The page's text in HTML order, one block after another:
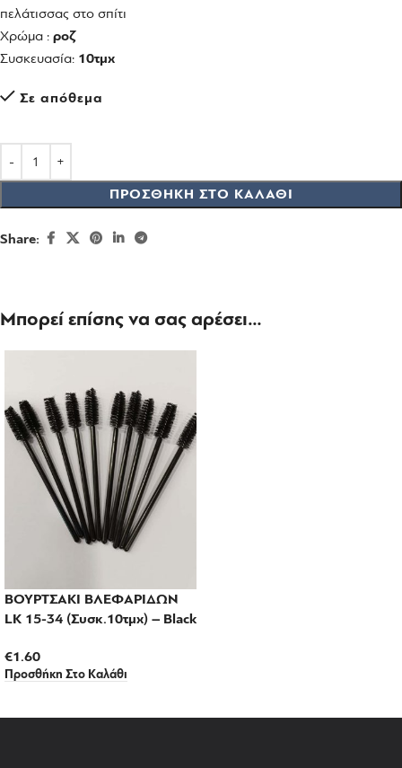
πελάτισσας στο σπίτι
Χρώμα : ροζ
Συσκευασία: 10τμχ
Σε απόθεμα
ΠΡΟΣΘΉΚΗ ΣΤΟ ΚΑΛΆΘΙ
Share:
Μπορεί επίσης να σας αρέσει…
ΒΟΥΡΤΣΑΚΙ ΒΛΕΦΑΡΙΔΩΝ
LK 15-34 (Συσκ.10τμχ) – Black
€1.60
Προσθήκη Στο Καλάθι